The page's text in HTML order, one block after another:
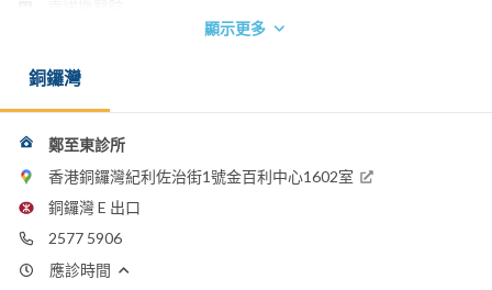
顯示更多
銅鑼灣
鄭至東診所
香港銅鑼灣紀利佐治街1號金百利中心1602室
銅鑼灣 E 出口
2577 5906
應診時間